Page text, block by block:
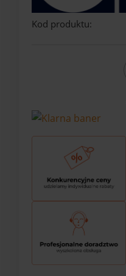
Kod produktu: